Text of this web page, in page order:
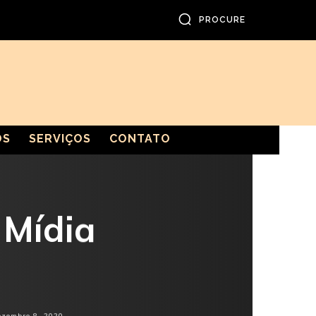
PROCURE
SERVIÇOS CONTATO